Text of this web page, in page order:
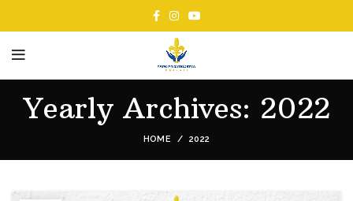
Yearly Archives: 2022
HOME 2022